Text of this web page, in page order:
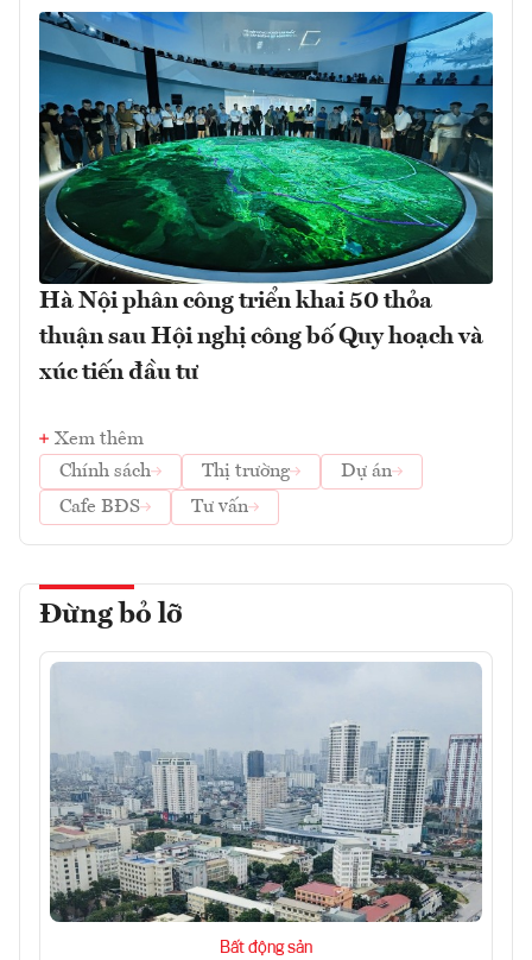
Hà Nội phân công triển khai 50 thỏa
thuận sau Hội nghị công bố Quy hoạch và
xúc tiến đầu tư
Xem thêm
Chính sách
Thị trường
Dự án
Cafe BĐS
Tư vấn
Đừng bỏ lỡ
Bất động sản